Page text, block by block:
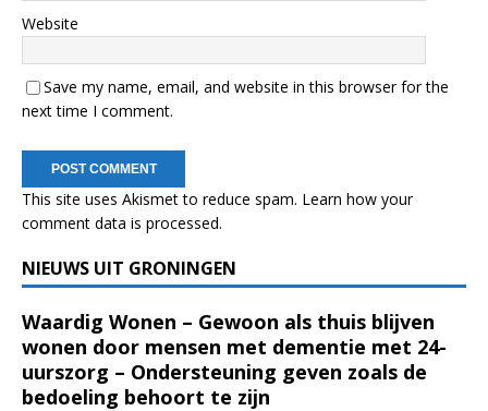
Website
Save my name, email, and website in this browser for the
next time I comment.
This site uses Akismet to reduce spam. Learn how your
comment data is processed.
NIEUWS UIT GRONINGEN
Waardig Wonen – Gewoon als thuis blijven
wonen door mensen met dementie met 24-
uurszorg – Ondersteuning geven zoals de
bedoeling behoort te zijn